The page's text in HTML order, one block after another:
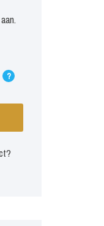
?